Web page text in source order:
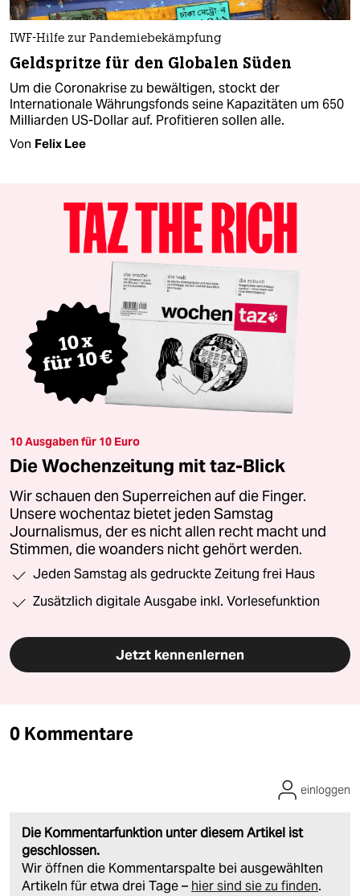
IWF-Hilfe zur Pandemiebekämpfung
Geldspritze für den Globalen Süden
Um die Coronakrise zu bewältigen, stockt der
Internationale Währungsfonds seine Kapazitäten um 650
Milliarden US-Dollar auf. Profitieren sollen alle.
Von Felix Lee
10 Ausgaben für 10 Euro
Die Wochenzeitung mit taz-Blick
Wir schauen den Superreichen auf die Finger.
Unsere wochentaz bietet jeden Samstag
Journalismus, der es nicht allen recht macht und
Stimmen, die woanders nicht gehört werden.
Jeden Samstag als gedruckte Zeitung frei Haus
Zusätzlich digitale Ausgabe inkl. Vorlesefunktion
Jetzt kennenlernen
0 Kommentare
Die Kommentarfunktion unter diesem Artikel ist
geschlossen.
Wir öffnen die Kommentarspalte bei ausgewählten
Artikeln für etwa drei Tage – hier sind sie zu finden.
einloggen